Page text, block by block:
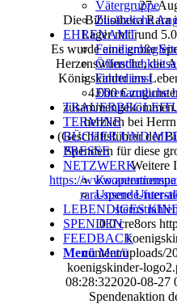
Vätergruppe
Zusätzliche
EHRENAMT
Fahrtdienst
Ehrenamtliche
TERMINE
BÜCHER UND
PRESSE
NETZWERK
Unsere
LEBENDIGES
SPENDEN
FEEDBACK
Menü Menü
27.
Die Bibliotheca Rara
Lager mit rund
Es wurde eine große
Herzenswünsche, die
Königskinder ins
4.000 €
herzlich bei
(Geschäftsführer der
Spendern für diese
Weitere
https://
rara-spende-fuer-
0 0 cre8ors
content/uploads/
koenigskinder-
08:28:322020-08-27
Spendenaktion